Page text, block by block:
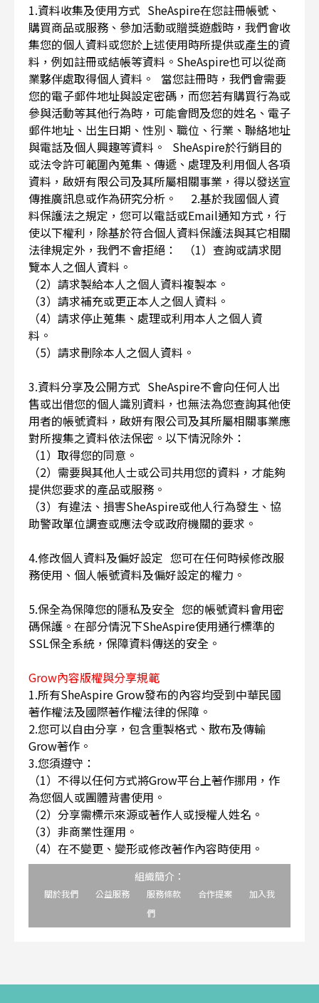
1.資料收集及使用方式 SheAspire在您註冊帳號、
購買商品或服務、參加活動或贈獎遊戲時，我們會收
集您的個人資料或您於上述使用時所提供或產生的資
料，例如註冊或結帳等資料。SheAspire也可以從商
業夥伴處取得個人資料。 當您註冊時，我們會需要
您的電子郵件地址與設定密碼，而您若有購買行為或
參與活動等其他行為時，可能會問及您的姓名、電子
郵件地址、出生日期、性別、職位、行業、聯絡地址
與電話及個人興趣等資料。 SheAspire於行銷目的
或法令許可範圍內蒐集、傳遞、處理及利用個人各項
資料，啟妍有限公司及其所屬相關事業，得以發送宣
傳推廣訊息或作為研究分析。 2.基於我國個人資
料保護法之規定，您可以電話或Email通知方式，行
使以下權利，除基於符合個人資料保護法與其它相關
法律規定外，我們不會拒絕： （1）查詢或請求閱
覽本人之個人資料。
（2）請求製給本人之個人資料複製本。
（3）請求補充或更正本人之個人資料。
（4）請求停止蒐集、處理或利用本人之個人資
料。
（5）請求刪除本人之個人資料。
3.資料分享及公開方式 SheAspire不會向任何人出
售或出借您的個人識別資料，也無法為您查詢其他使
用者的帳號資料，啟妍有限公司及其所屬相關事業應
對所搜集之資料依法保密。以下情況除外：
（1）取得您的同意。
（2）需要與其他人士或公司共用您的資料，才能夠
提供您要求的產品或服務。
（3）有違法、損害SheAspire或他人行為發生、協
助警政單位調查或應法令或政府機關的要求。
4.修改個人資料及偏好設定 您可在任何時候修改服
務使用、個人帳號資料及偏好設定的權力。
5.保全為保障您的隱私及安全 您的帳號資料會用密
碼保護。在部分情況下SheAspire使用通行標準的
SSL保全系統，保障資料傳送的安全。
Grow內容版權與分享規範
1.所有SheAspire Grow發布的內容均受到中華民國
著作權法及國際著作權法律的保障。
2.您可以自由分享，包含重製格式、散布及傳輸
Grow著作。
3.您須遵守：
（1）不得以任何方式將Grow平台上著作挪用，作
為您個人或團體背書使用。
（2）分享需標示來源或著作人或授權人姓名。
（3）非商業性運用。
（4）在不變更、變形或修改著作內容時使用。
組織簡介：
關於我們 公益服務 服務條款 合作提案
加入我
們